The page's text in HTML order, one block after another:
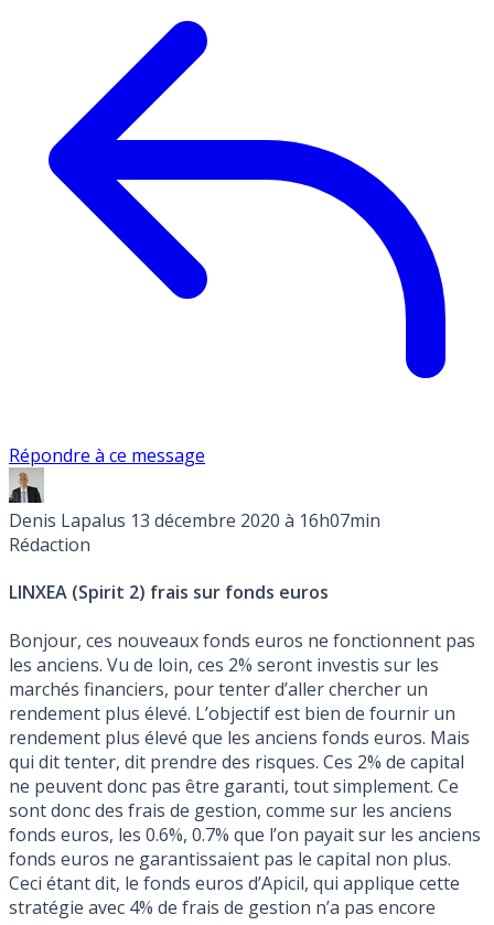
Répondre à ce message
Denis Lapalus 13 décembre 2020 à 16h07min
Rédaction
LINXEA (Spirit 2) frais sur fonds euros
Bonjour, ces nouveaux fonds euros ne fonctionnent pas
les anciens. Vu de loin, ces 2% seront investis sur les
marchés financiers, pour tenter d’aller chercher un
rendement plus élevé. L’objectif est bien de fournir un
rendement plus élevé que les anciens fonds euros. Mais
qui dit tenter, dit prendre des risques. Ces 2% de capital
ne peuvent donc pas être garanti, tout simplement. Ce
sont donc des frais de gestion, comme sur les anciens
fonds euros, les 0.6%, 0.7% que l’on payait sur les anciens
fonds euros ne garantissaient pas le capital non plus.
Ceci étant dit, le fonds euros d’Apicil, qui applique cette
stratégie avec 4% de frais de gestion n’a pas encore